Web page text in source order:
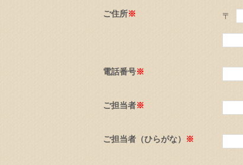
ご住所※ 〒
電話番号※
ご担当者※
ご担当者（ひらがな） ※